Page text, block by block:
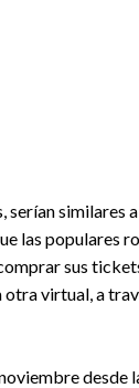
similares
las populares
sus
virtual, a
desde